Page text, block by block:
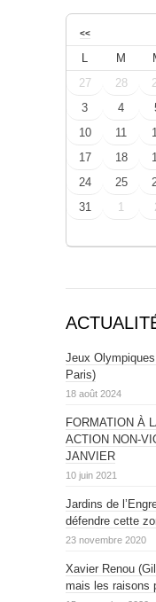
<<
M
27
28
3
4
10
11
17
18
24
25
31
1
Jeux
Paris)
18 août 2024
FORMATION À
ACTION NON-
JANVIER
10 juin 2021
Jardins de
défendre cette
23 novembre 2020
Xavier Renou
mais les raisons